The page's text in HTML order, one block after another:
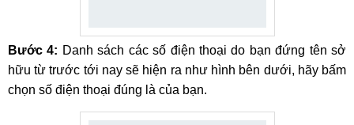
Bước 4: Danh sách các số điện thoại do bạn đứng tên sở
hữu từ trước tới nay sẽ hiện ra như hình bên dưới, hãy bấm
chọn số điện thoại đúng là của bạn.